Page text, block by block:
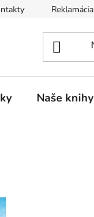
Reklamácia
Naše knihy